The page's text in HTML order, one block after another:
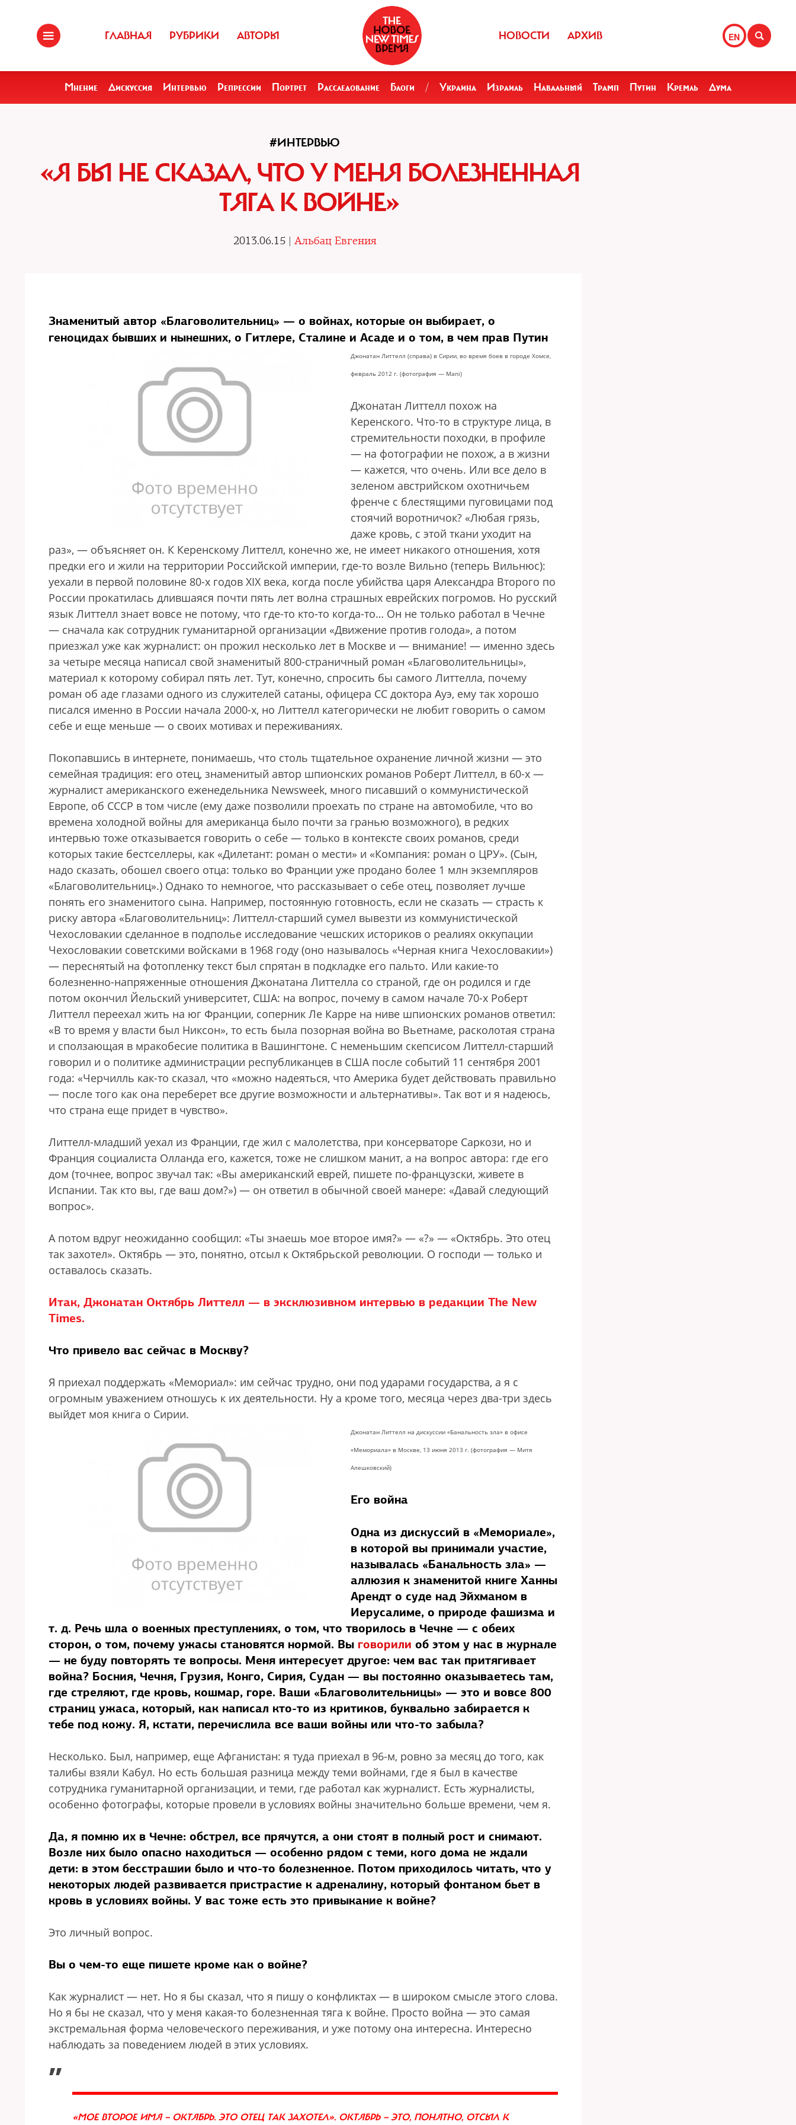
ГЛАВНАЯ РУБРИКИ АВТОРЫ EN
НОВОСТИ АРХИВ
Мнение Дискуссия Интервью Репрессии Портрет Расследование Блоги / Украина Израиль Навальный Трамп Путин Кремль Дума
#ИНТЕРВЬЮ
«Я БЫ НЕ СКАЗАЛ, ЧТО У МЕНЯ БОЛЕЗНЕННАЯ
ТЯГА К ВОЙНЕ»
2013.06.15 | Альбац Евгения
Знаменитый автор «Благоволительниц» — о войнах, которые он выбирает, о
геноцидах бывших и нынешних, о Гитлере, Сталине и Асаде и о том, в чем прав Путин
Джонатан Литтелл (справа) в Сирии, во время боев в городе Хомсе,
февраль 2012 г. (фотография — Mani)
Джонатан Литтелл похож на
Керенского. Что-то в структуре лица, в
стремительности походки, в профиле
— на фотографии не похож, а в жизни
— кажется, что очень. Или все дело в
зеленом австрийском охотничьем
френче с блестящими пуговицами под
стоячий воротничок? «Любая грязь,
даже кровь, с этой ткани уходит на
раз», — объясняет он. К Керенскому Литтелл, конечно же, не имеет никакого отношения, хотя
предки его и жили на территории Российской империи, где-то возле Вильно (теперь Вильнюс):
уехали в первой половине 80-х годов XIX века, когда после убийства царя Александра Второго по
России прокатилась длившаяся почти пять лет волна страшных еврейских погромов. Но русский
язык Литтелл знает вовсе не потому, что где-то кто-то когда-то… Он не только работал в Чечне
— сначала как сотрудник гуманитарной организации «Движение против голода», а потом
приезжал уже как журналист: он прожил несколько лет в Москве и — внимание! — именно здесь
за четыре месяца написал свой знаменитый 800-страничный роман «Благоволительницы»,
материал к которому собирал пять лет. Тут, конечно, спросить бы самого Литтелла, почему
роман об аде глазами одного из служителей сатаны, офицера CC доктора Ауэ, ему так хорошо
писался именно в России начала 2000-х, но Литтелл категорически не любит говорить о самом
себе и еще меньше — о своих мотивах и переживаниях.
Покопавшись в интернете, понимаешь, что столь тщательное охранение личной жизни — это
семейная традиция: его отец, знаменитый автор шпионских романов Роберт Литтелл, в 60-х —
журналист американского еженедельника Newsweek, много писавший о коммунистической
Европе, об СССР в том числе (ему даже позволили проехать по стране на автомобиле, что во
времена холодной войны для американца было почти за гранью возможного), в редких
интервью тоже отказывается говорить о себе — только в контексте своих романов, среди
которых такие бестселлеры, как «Дилетант: роман о мести» и «Компания: роман о ЦРУ». (Сын,
надо сказать, обошел своего отца: только во Франции уже продано более 1 млн экземпляров
«Благоволительниц».) Однако то немногое, что рассказывает о себе отец, позволяет лучше
понять его знаменитого сына. Например, постоянную готовность, если не сказать — страсть к
риску автора «Благоволительниц»: Литтелл-старший сумел вывезти из коммунистической
Чехословакии сделанное в подполье исследование чешских историков о реалиях оккупации
Чехословакии советскими войсками в 1968 году (оно называлось «Черная книга Чехословакии»)
— переснятый на фотопленку текст был спрятан в подкладке его пальто. Или какие-то
болезненно-напряженные отношения Джонатана Литтелла со страной, где он родился и где
потом окончил Йельский университет, США: на вопрос, почему в самом начале 70-х Роберт
Литтелл переехал жить на юг Франции, соперник Ле Карре на ниве шпионских романов ответил:
«В то время у власти был Никсон», то есть была позорная война во Вьетнаме, расколотая страна
и сползающая в мракобесие политика в Вашингтоне. С неменьшим скепсисом Литтелл-старший
говорил и о политике администрации республиканцев в США после событий 11 сентября 2001
года: «Черчилль как-то сказал, что «можно надеяться, что Америка будет действовать правильно
— после того как она переберет все другие возможности и альтернативы». Так вот и я надеюсь,
что страна еще придет в чувство».
Литтелл-младший уехал из Франции, где жил с малолетства, при консерваторе Саркози, но и
Франция социалиста Олланда его, кажется, тоже не слишком манит, а на вопрос автора: где его
дом (точнее, вопрос звучал так: «Вы американский еврей, пишете по-французски, живете в
Испании. Так кто вы, где ваш дом?») — он ответил в обычной своей манере: «Давай следующий
вопрос».
А потом вдруг неожиданно сообщил: «Ты знаешь мое второе имя?» — «?» — «Октябрь. Это отец
так захотел». Октябрь — это, понятно, отсыл к Октябрьской революции. О господи — только и
оставалось сказать.
Итак, Джонатан Октябрь Литтелл — в эксклюзивном интервью в редакции The New
Times.
Что привело вас сейчас в Москву?
Я приехал поддержать «Мемориал»: им сейчас трудно, они под ударами государства, а я с
огромным уважением отношусь к их деятельности. Ну а кроме того, месяца через два-три здесь
выйдет моя книга о Сирии.
Джонатан Литтелл на дискуссии «Банальность зла» в офисе
«Мемориала» в Москве, 13 июня 2013 г. (фотография — Митя
Алешковский)
Его война
Одна из дискуссий в «Мемориале»,
в которой вы принимали участие,
называлась «Банальность зла» —
аллюзия к знаменитой книге Ханны
Арендт о суде над Эйхманом в
Иерусалиме, о природе фашизма и
т. д. Речь шла о военных преступлениях, о том, что творилось в Чечне — с обеих
сторон, о том, почему ужасы становятся нормой. Вы говорили об этом у нас в журнале
— не буду повторять те вопросы. Меня интересует другое: чем вас так притягивает
война? Босния, Чечня, Грузия, Конго, Сирия, Судан — вы постоянно оказываетесь там,
где стреляют, где кровь, кошмар, горе. Ваши «Благоволительницы» — это и вовсе 800
страниц ужаса, который, как написал кто-то из критиков, буквально забирается к
тебе под кожу. Я, кстати, перечислила все ваши войны или что-то забыла?
Несколько. Был, например, еще Афганистан: я туда приехал в 96-м, ровно за месяц до того, как
талибы взяли Кабул. Но есть большая разница между теми войнами, где я был в качестве
сотрудника гуманитарной организации, и теми, где работал как журналист. Есть журналисты,
особенно фотографы, которые провели в условиях войны значительно больше времени, чем я.
Да, я помню их в Чечне: обстрел, все прячутся, а они стоят в полный рост и снимают.
Возле них было опасно находиться — особенно рядом с теми, кого дома не ждали
дети: в этом бесстрашии было и что-то болезненное. Потом приходилось читать, что у
некоторых людей развивается пристрастие к адреналину, который фонтаном бьет в
кровь в условиях войны. У вас тоже есть это привыкание к войне?
Это личный вопрос.
Вы о чем-то еще пишете кроме как о войне?
Как журналист — нет. Но я бы сказал, что я пишу о конфликтах — в широком смысле этого слова.
Но я бы не сказал, что у меня какая-то болезненная тяга к войне. Просто война — это самая
экстремальная форма человеческого переживания, и уже потому она интересна. Интересно
наблюдать за поведением людей в этих условиях.
„
«МОЕ ВТОРОЕ ИМЯ — ОКТЯБРЬ. ЭТО ОТЕЦ ТАК ЗАХОТЕЛ». ОКТЯБРЬ — ЭТО, ПОНЯТНО, ОТСЫЛ К